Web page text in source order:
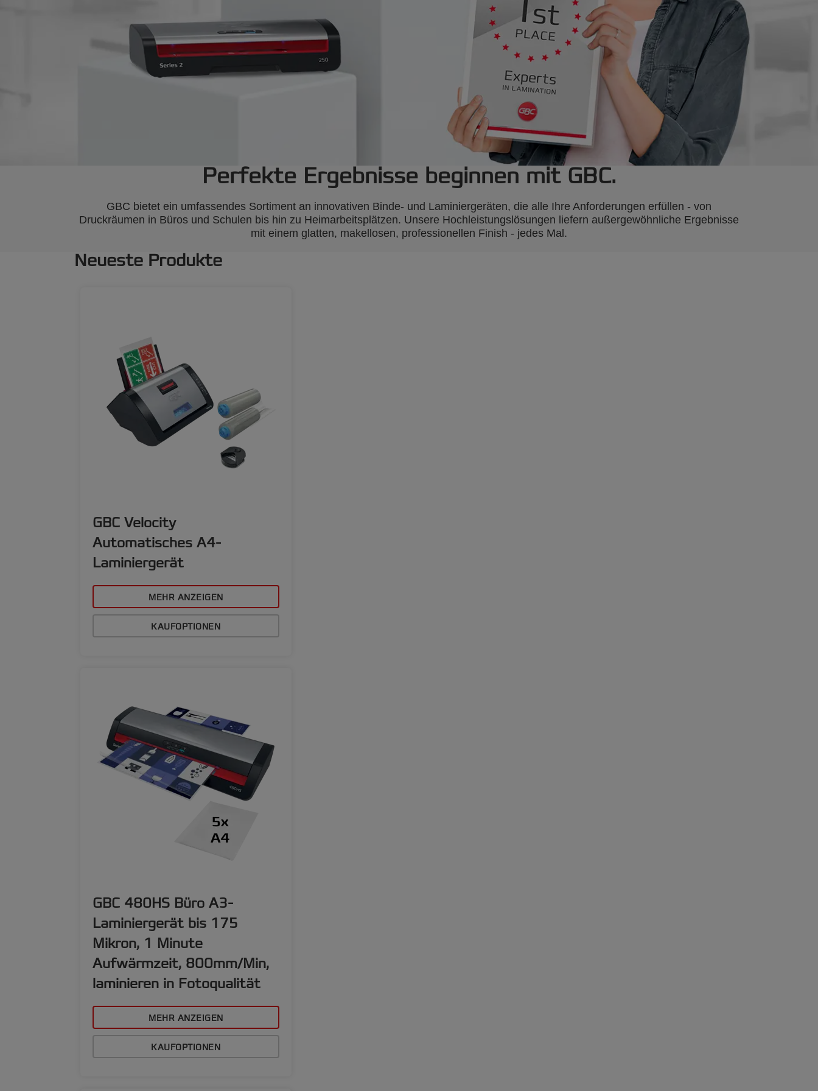
Perfekte Ergebnisse beginnen mit GBC.
GBC bietet ein umfassendes Sortiment an innovativen Binde- und Laminiergeräten, die alle Ihre Anforderungen erfüllen - von
Druckräumen in Büros und Schulen bis hin zu Heimarbeitsplätzen. Unsere Hochleistungslösungen liefern außergewöhnliche Ergebnisse
mit einem glatten, makellosen, professionellen Finish - jedes Mal.
Neueste Produkte
GBC Velocity
Automatisches A4-
Laminiergerät
MEHR ANZEIGEN
KAUFOPTIONEN
GBC 480HS Büro A3-
Laminiergerät bis 175
Mikron, 1 Minute
Aufwärmzeit, 800mm/Min,
laminieren in Fotoqualität
MEHR ANZEIGEN
KAUFOPTIONEN